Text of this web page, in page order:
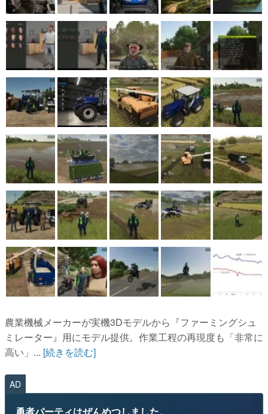
農業機械メーカーが実機3Dモデルから『ファーミングシュ
ミレーター』用にモデル提供。作業工程の再現度も「非常に
高い」... [続きを読む]
AD
勇者パーティはぜんめつしました。